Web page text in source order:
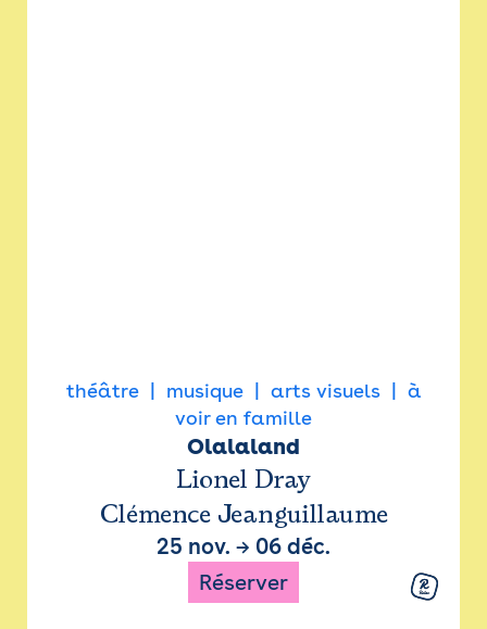
théâtre musique arts visuels
à
voir en famille
Olalaland
Lionel Dray
Clémence Jeanguillaume
25 nov. → 06 déc.
Réserver